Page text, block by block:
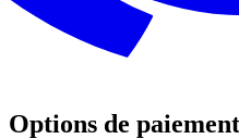
Options de paiement